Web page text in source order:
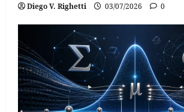
Diego V. Righetti 03/07/2026 0